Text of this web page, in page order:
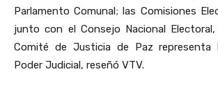
Parlamento Comunal; las Comisiones
junto con el Consejo Nacional
Comité de Justicia de Paz representa
Poder Judicial, reseñó VTV.